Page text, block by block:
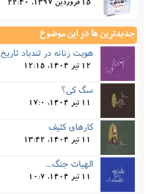
15 فروردین 1397, 22:40
جدیدترین ها در این موضوع
هویت زنانه در تندباد تاریخ
12 تیر 1404, 12:15
سگ کی؟
11 تیر 1404, 17:0
کارهای کثیف
11 تیر 1404, 13:42
الهیات جنگ...
11 تیر 1404, 10:7